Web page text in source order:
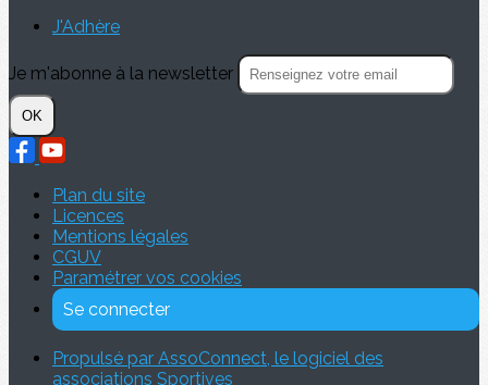
J'Adhère
Je m'abonne à la newsletter
OK
Plan du site
Licences
Mentions légales
CGUV
Paramétrer vos cookies
Se connecter
Propulsé par AssoConnect, le logiciel des
associations Sportives